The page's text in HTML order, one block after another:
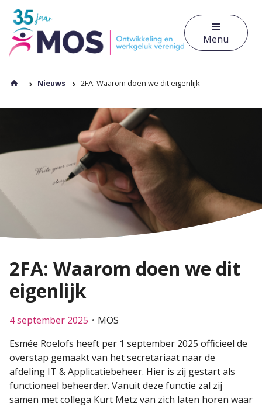
Menu
Nieuws 2FA: Waarom doen we dit eigenlijk
2FA: Waarom doen we dit
eigenlijk
4 september 2025
MOS
Esmée Roelofs heeft per 1 september 2025 officieel de
overstap gemaakt van het secretariaat naar de
afdeling IT & Applicatiebeheer. Hier is zij gestart als
functioneel beheerder. Vanuit deze functie zal zij
samen met collega Kurt Metz van zich laten horen waar